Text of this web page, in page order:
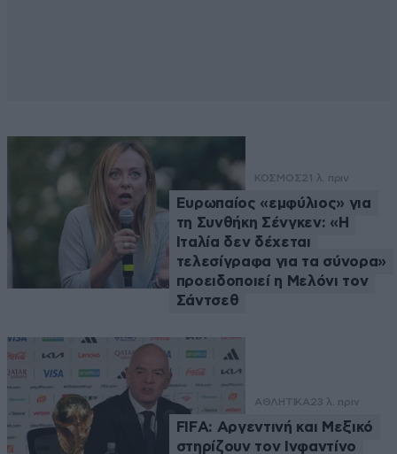
ΚΟΣΜΟΣ21 λ. πριν
Ευρωπαίος «εμφύλιος» για
τη Συνθήκη Σένγκεν: «Η
Ιταλία δεν δέχεται
τελεσίγραφα για τα σύνορα»
προειδοποιεί η Μελόνι τον
Σάντσεθ
ΑΘΛΗΤΙΚΑ23 λ. πριν
FIFA: Αργεντινή και Μεξικό
στηρίζουν τον Ινφαντίνο